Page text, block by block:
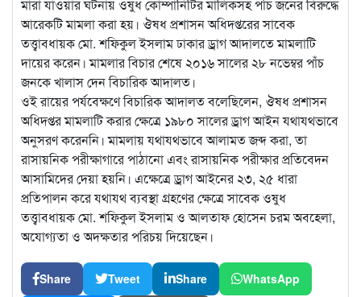
মারা যাওয়ার ঘটনায় ওষুধ কোম্পানিটির মালিকসহ পাঁচ জনের বিরুদ্ধে
আরেকটি মামলা করা হয়। ঔষধ প্রশাসন অধিদপ্তরের সাবেক
তত্ত্বাবধায়ক মো. শফিকুল ইসলাম ঢাকার ড্রাগ আদালতে মামলাটি
দায়ের করেন। মামলার বিচার শেষে ২০১৬ সালের ২৮ নভেম্বর পাঁচ
জনকে খালাস দেন বিচারিক আদালত।
ওই রায়ের পর্যবেক্ষণে বিচারিক আদালত বলেছিলেন, ঔষধ প্রশাসন
অধিদপ্তর মামলাটি করার ক্ষেত্রে ১৯৮০ সালের ড্রাগ আইন যথাযথভাবে
অনুসরণ করেননি। মামলায় যথাযথভাবে আলামত জব্দ করা, তা
রাসায়নিক পরীক্ষাগারে পাঠানো এবং রাসায়নিক পরীক্ষার প্রতিবেদন
আসামিদের দেয়া হয়নি। এক্ষেত্রে ড্রাগ আইনের ২৩, ২৫ ধারা
প্রতিপালন করে যথাযথ ব্যবস্থা গ্রহণের ক্ষেত্রে সাবেক ওষুধ
তত্ত্বাবধায়ক মো. শফিকুল ইসলাম ও আলতাফ হোসেন চরম অবহেলা,
অযোগ্যতা ও অদক্ষতার পরিচয় দিয়েছেন।
Share Tweet Share WhatsApp